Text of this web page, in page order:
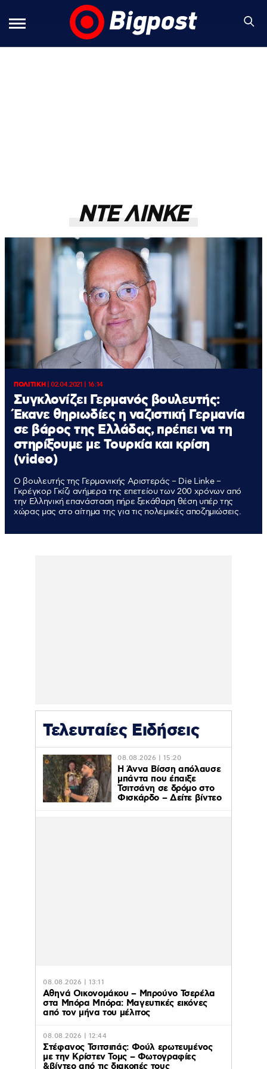
ΝΤΕ ΛΙΝΚΕ
ΠΟΛΙΤΙΚΗ|02.04.2021 | 16:14
Συγκλονίζει Γερμανός βουλευτής:
Έκανε θηριωδίες η ναζιστική Γερμανία
σε βάρος της Ελλάδας, πρέπει να τη
στηρίξουμε με Τουρκία και κρίση
(video)
Ο βουλευτής της Γερμανικής Αριστεράς – Die Linke –
Γκρέγκορ Γκίζι ανήμερα της επετείου των 200 χρόνων από
την Ελληνική επανάσταση πήρε ξεκάθαρη θέση υπέρ της
χώρας μας στο αίτημα της για τις πολεμικές αποζημιώσεις.
Τελευταίες Ειδήσεις
08.08.2026 | 15:20
Η Άννα Βίσση απόλαυσε
μπάντα που έπαιξε
Τσιτσάνη σε δρόμο στο
Φισκάρδο – Δείτε βίντεο
08.08.2026 | 13:11
Αθηνά Οικονομάκου – Μπρούνο Τσερέλα
στα Μπόρα Μπόρα: Mαγευτικές εικόνες
από τον μήνα του μέλιτος
08.08.2026 | 12:44
Στέφανος Τσιτσιπάς: Φούλ ερωτευμένος
με την Κρίστεν Τομς – Φωτογραφίες
&βίντεο από τις διακοπές τους